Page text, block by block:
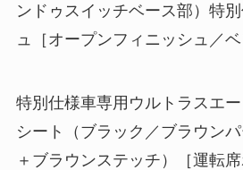
ンドゥスイッチベース部）特
ュ［オープンフィニッシュ／ベ
特別仕様車専用ウルトラスエー
シート（ブラック／ブラウン
＋ブラウンステッチ）［運転